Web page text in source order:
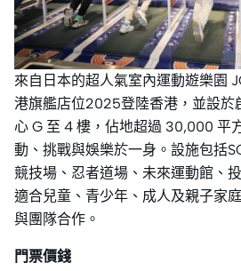
來自日本的超人氣室內運動遊樂園
港旗艦店位2025登陸香港，並設於
心 G 至 4 樓，佔地超過 30,000 平
動、挑戰與娛樂於一身。設施包括
競技場、忍者道場、未來運動館、
適合兒童、青少年、成人及親子家
與團隊合作。
門票價錢